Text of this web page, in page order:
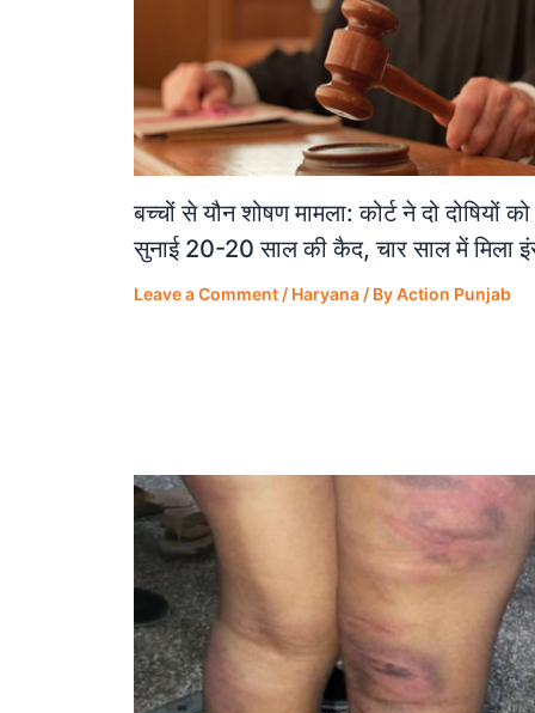
बच्चों से यौन शोषण मामला: कोर्ट ने दो दोषियों को
सुनाई 20-20 साल की कैद, चार साल में मिला
Leave a Comment / Haryana / ByAction Punjab